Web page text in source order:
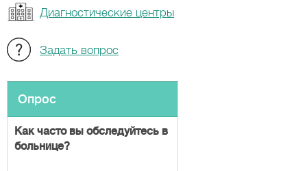
Диагностические центры
Задать вопрос
Опрос
Как часто вы обследуйтесь в
больнице?